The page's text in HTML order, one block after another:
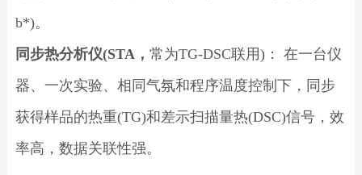
b*)。
同步热分析仪(STA， 常为TG-DSC联用)： 在一台仪
器、一次实验、相同气氛和程序温度控制下，同步
获得样品的热重(TG)和差示扫描量热(DSC)信号，效
率高，数据关联性强。